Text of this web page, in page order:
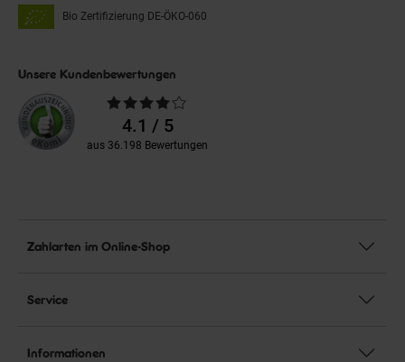
Bio Zertifizierung DE-ÖKO-060
Unsere Kundenbewertungen
Durchschnittliche
Bewertungen4.1 / 5
aus 36.198 Bewertungen
Zahlarten im Online-Shop
Service
Informationen